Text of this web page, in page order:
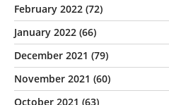
February 2022 (72)
January 2022 (66)
December 2021 (79)
November 2021 (60)
October 2021 (63)